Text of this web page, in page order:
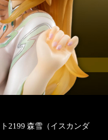
2199 森雪（イスカンダ